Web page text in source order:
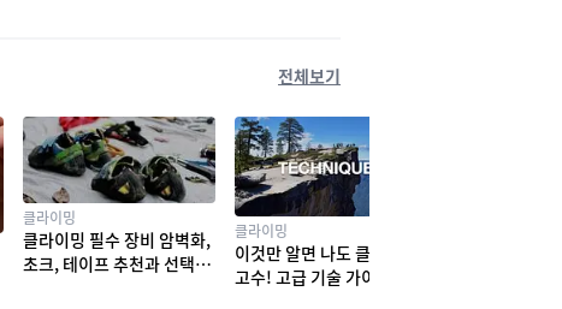
전체보기
클라이밍
클라이밍 필수 장비 암벽화,
초크, 테이프 추천과 선택법
클라이밍
이것만 알면 나도 클라이밍
고수! 고급 기술 가이드